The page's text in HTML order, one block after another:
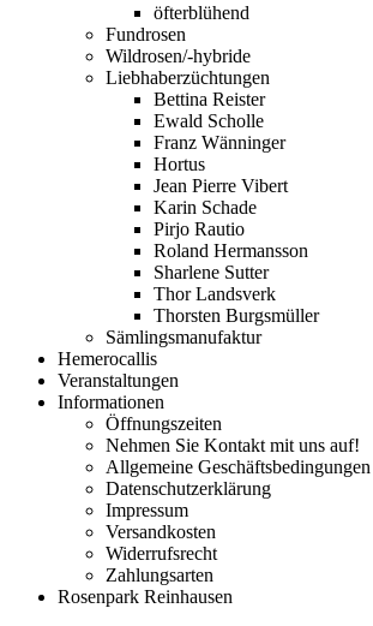
öfterblühend
Fundrosen
Wildrosen/-hybride
Liebhaberzüchtungen
Bettina Reister
Ewald Scholle
Franz Wänninger
Hortus
Jean Pierre Vibert
Karin Schade
Pirjo Rautio
Roland Hermansson
Sharlene Sutter
Thor Landsverk
Thorsten Burgsmüller
Sämlingsmanufaktur
Hemerocallis
Veranstaltungen
Informationen
Öffnungszeiten
Nehmen Sie Kontakt mit uns auf!
Allgemeine Geschäftsbedingungen
Datenschutzerklärung
Impressum
Versandkosten
Widerrufsrecht
Zahlungsarten
Rosenpark Reinhausen